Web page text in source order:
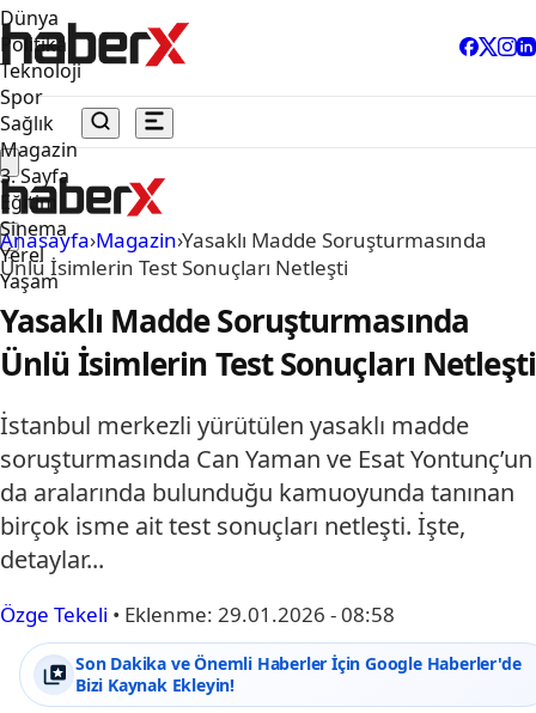
Dünya
Politika
Teknoloji
Spor
Sağlık
Magazin
3. Sayfa
Eğitim
Sinema
Yerel
Yaşam
Anasayfa›Magazin›Yasaklı Madde Soruşturmasında
Ünlü İsimlerin Test Sonuçları Netleşti
Yasaklı Madde Soruşturmasında
Ünlü İsimlerin Test Sonuçları Netleşti
İstanbul merkezli yürütülen yasaklı madde
soruşturmasında Can Yaman ve Esat Yontunç’un
da aralarında bulunduğu kamuoyunda tanınan
birçok isme ait test sonuçları netleşti. İşte,
detaylar...
Özge Tekeli • Eklenme: 29.01.2026 - 08:58
Son Dakika ve Önemli Haberler İçin Google Haberler'de
Bizi Kaynak Ekleyin!